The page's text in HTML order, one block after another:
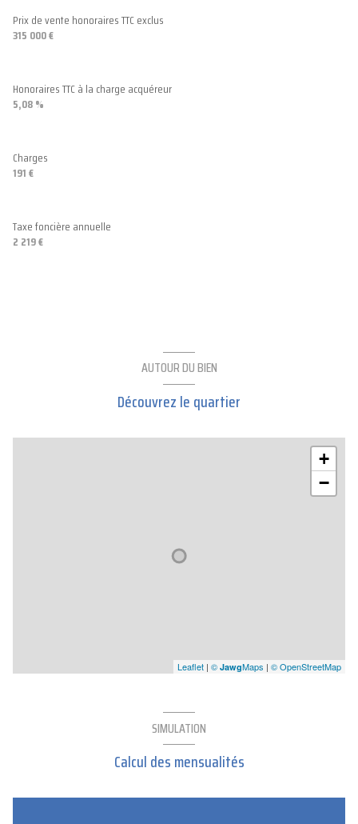
balcon
quartier Centre ville, HYPERCENTRE
Prix de vente honoraires TTC exclus
315 000 €
Honoraires TTC à la charge acquéreur
5,08 %
Charges
191 €
Taxe foncière annuelle
2 219 €
AUTOUR DU BIEN
Découvrez le quartier
+
−
Leaflet | © JawgMaps | © OpenStreetMap
SIMULATION
Calcul des mensualités